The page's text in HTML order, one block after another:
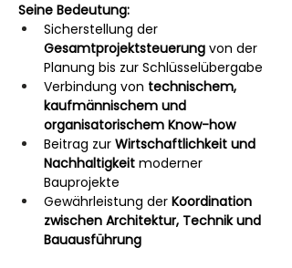
Seine Bedeutung:
Sicherstellung der
Gesamtprojektsteuerung von der
Planung bis zur Schlüsselübergabe
Verbindung von technischem,
kaufmännischem und
organisatorischem Know-how
Beitrag zur Wirtschaftlichkeit und
Nachhaltigkeit moderner
Bauprojekte
Gewährleistung der Koordination
zwischen Architektur, Technik und
Bauausführung